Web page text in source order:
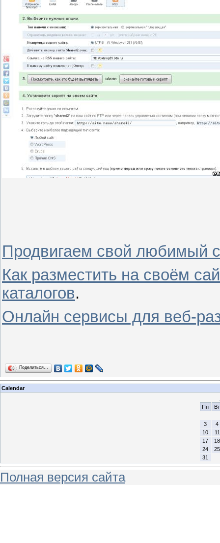
Продвигаем свой любимый
Как разместить на своём
каталогов.
Онлайн сервисы для веб-
Поделиться…
Calendar
Пн
Вт
3
4
10
11
17
18
24
25
31
Полная версия сайта